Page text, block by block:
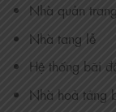
Nhà quản trang
Nhà tang lễ
Hệ thống bãi
Nhà hoả táng